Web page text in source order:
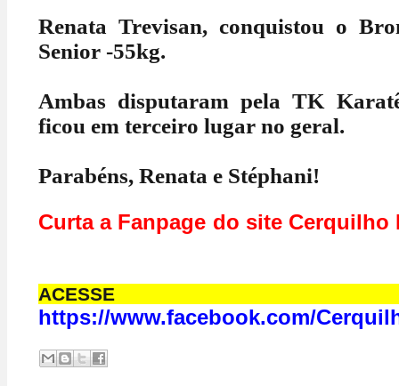
Renata Trevisan, conquistou o
Senior -55kg.
Ambas disputaram pela TK
ficou em terceiro lugar no geral.
Parabéns, Renata e Stéphani!
Curta a Fanpage do site
https://www.facebook.com/